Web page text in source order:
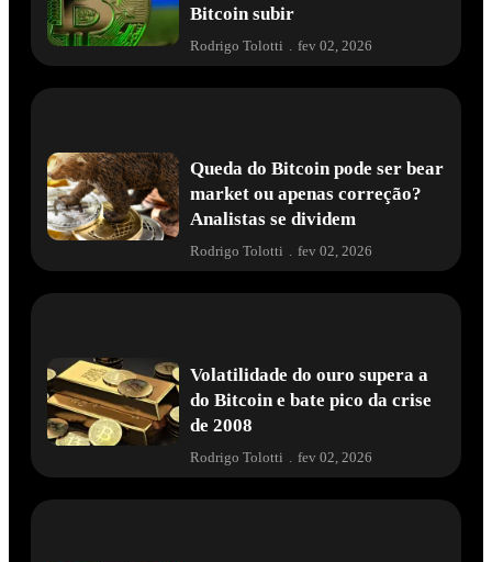
Bitcoin subir
Rodrigo Tolotti fev 02, 2026
Queda do Bitcoin pode ser bear
market ou apenas correção?
Analistas se dividem
Rodrigo Tolotti . fev 02, 2026
Volatilidade do ouro supera a
do Bitcoin e bate pico da crise
de 2008
Rodrigo Tolotti . fev 02, 2026